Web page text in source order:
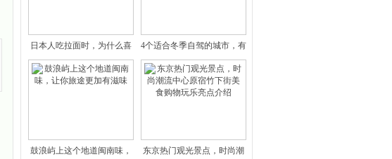
日本人吃拉面时，为什么喜
欢配一
4个适合冬季自驾的城市，有
冰雪
鼓浪屿上这个地道闽南味，
东京热门观光景点，时尚潮